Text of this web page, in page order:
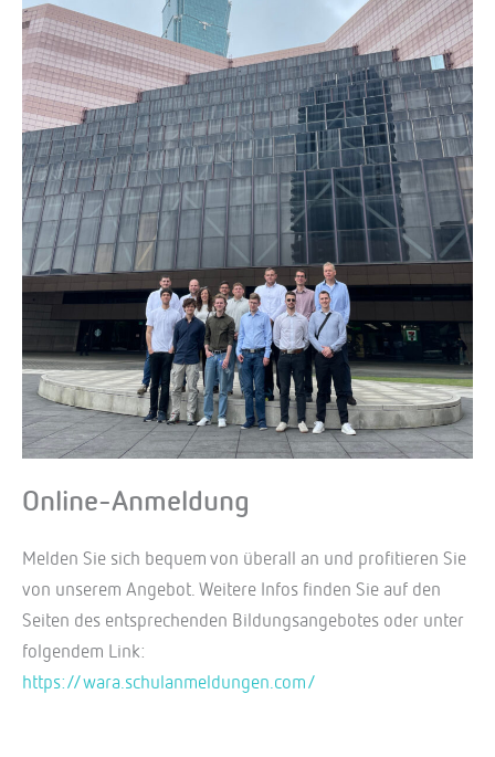
Online-Anmeldung
Melden Sie sich bequem von überall an und profitieren Sie
von unserem Angebot. Weitere Infos finden Sie auf den
Seiten des entsprechenden Bildungsangebotes oder unter
folgendem Link:
https://wara.schulanmeldungen.com/